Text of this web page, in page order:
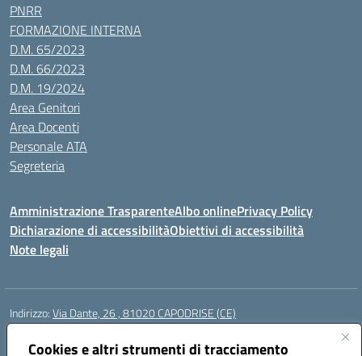
Cookies e altri strumenti di tracciamento
PNRR
FORMAZIONE INTERNA
D.M. 65/2023
D.M. 66/2023
D.M. 19/2024
Area Genitori
Area Docenti
Personale ATA
Segreteria
Amministrazione TrasparenteAlbo onlinePrivacy Policy
Dichiarazione di accessibilitàObiettivi di accessibilità
Note legali
Indirizzo:Via Dante, 26 , 81020 CAPODRISE (CE)
Centralino:
Posta elettronica certificata (PEC):CEIC83000V@pec.istruzione.it